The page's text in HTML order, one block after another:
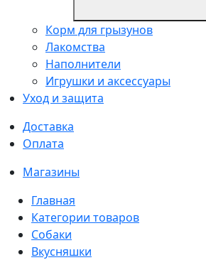
Корм для грызунов
Лакомства
Наполнители
Игрушки и аксессуары
Уход и защита
Доставка
Оплата
Магазины
Главная
Категории товаров
Собаки
Вкусняшки